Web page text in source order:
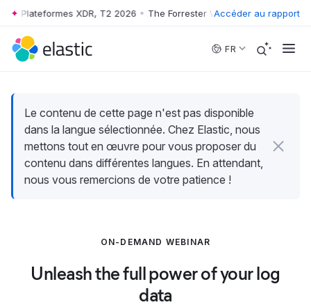
Skip to main content
: Plateformes XDR, T2 2026 • The Forrester Wave™ : Plateformes
Accéder au rapport
FR
Le contenu de cette page n'est pas disponible
dans la langue sélectionnée. Chez Elastic, nous
mettons tout en œuvre pour vous proposer du
contenu dans différentes langues. En attendant,
nous vous remercions de votre patience !
ON-DEMAND WEBINAR
Unleash the full power of your log
data